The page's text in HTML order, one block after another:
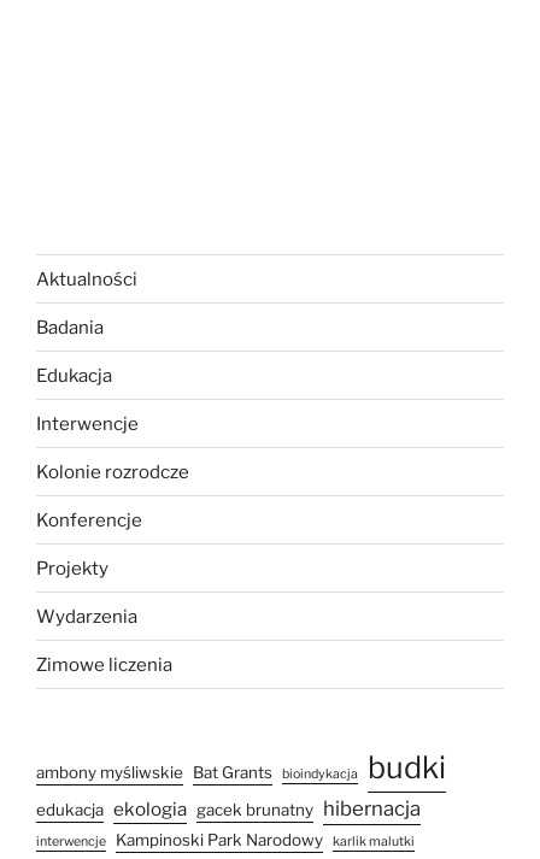
Aktualności
Badania
Edukacja
Interwencje
Kolonie rozrodcze
Konferencje
Projekty
Wydarzenia
Zimowe liczenia
ambony myśliwskie Bat Grants bioindykacja budki
edukacja ekologia gacek brunatny hibernacja
interwencje Kampinoski Park Narodowy karlik malutki